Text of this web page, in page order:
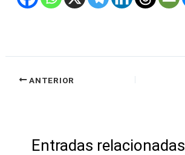
ANTERIOR
Entradas relacionadas